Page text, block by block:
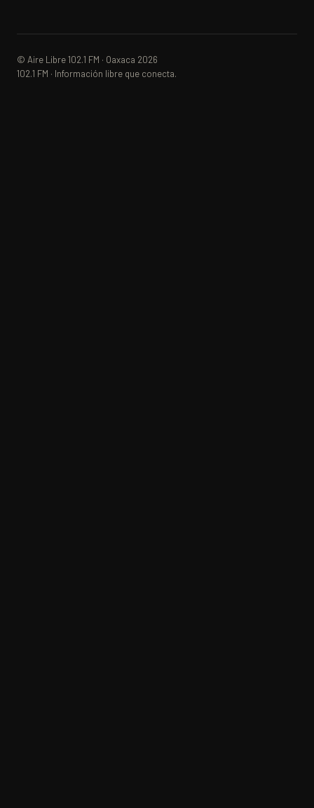
© Aire Libre 102.1 FM · Oaxaca 2026
102.1 FM · Información libre que conecta.